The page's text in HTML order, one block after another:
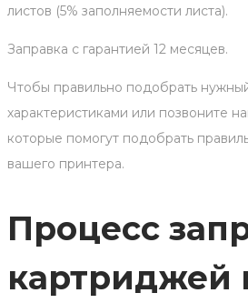
листов (5% заполняемости листа).
Заправка с гарантией 12 месяцев.
Чтобы правильно подобрать
характеристиками или позвоните
которые помогут подобрать
вашего принтера.
Процесс
картриджей